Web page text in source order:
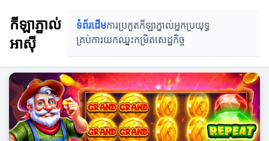
កីឡាភ្នាល់
អាស៊ី
ទំព័រដើមការប្រកួតកីឡាភ្នាល់អ្នកប្រយុទ្ធ
គ្រប់ការយកឈ្នះកម្រិតសេដ្ឋកិច្ច